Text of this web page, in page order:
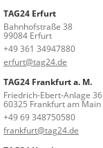
TAG24 Erfurt
Bahnhofstraße 38
99084 Erfurt
+49 361 34947880
erfurt@tag24.de
TAG24 Frankfurt a. M.
Friedrich-Ebert-Anlage 36
60325 Frankfurt am Main
+49 69 348750580
frankfurt@tag24.de